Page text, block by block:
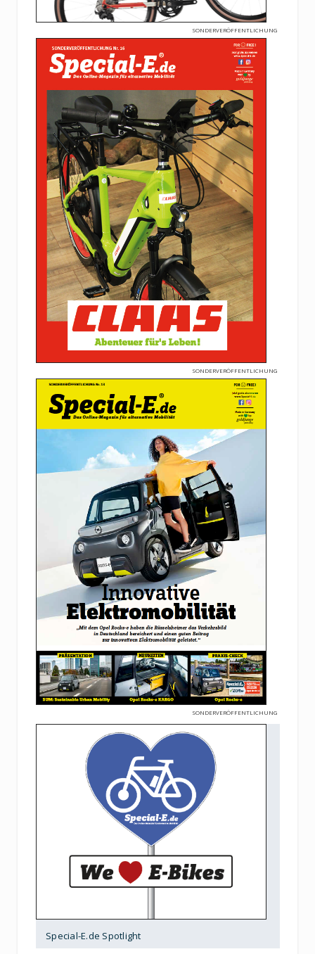
SONDERVERÖFFENTLICHUNG
SONDERVERÖFFENTLICHUNG
SONDERVERÖFFENTLICHUNG
Special-E.de Spotlight